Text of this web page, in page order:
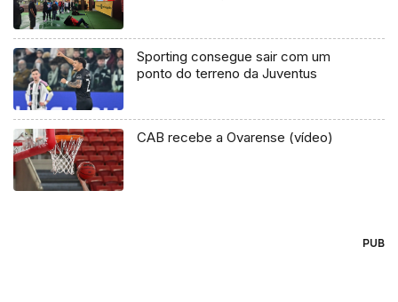
Sporting consegue sair com um
ponto do terreno da Juventus
CAB recebe a Ovarense (vídeo)
PUB